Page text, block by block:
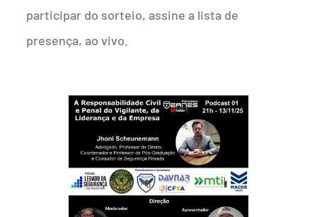
participar do sorteio, assine a lista de
presença, ao vivo.